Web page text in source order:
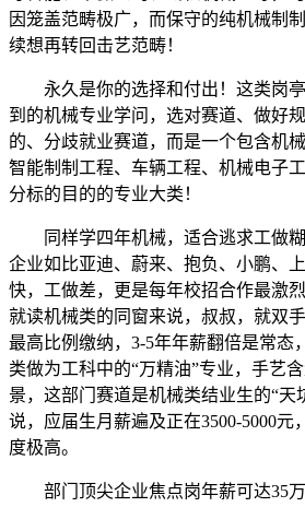
因笼盖范畴极广，而保守的纯机械制
续想再转回击艺范畴！
永久是你的选择和付出！这类岗亭
到的机械专业学问，选对赛道、做好
的、分歧就业赛道，而是一个包含机
智能制制工程、车辆工程、机械电子
分标的目的的专业大类！
同样学四年机械，适合逃求工做糊
企业如比亚迪、蔚来、抱负、小鹏、
快，工做差，更是每年校招合作最激
就读机械类的同窗来说，叔叔，就双
最高比例缴纳，3-5年年薪翻倍是常态
类做为工科中的“万精油”专业，手艺
景，这部门赛道是机械类结业生的“天
说，应届生月薪遍及正在3500-5000元
度极高。
部门顶尖企业焦点岗年薪可达35万